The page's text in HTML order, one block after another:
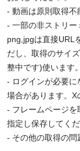
- 動画は原則取得不
- 一部の非ストリ
png,jpgは直接URL
だし、取得のサイ
整中です)使います。
- ログインが必要に
場合があります。X
- フレームページを
指定し保存してく
- その他の取得の問